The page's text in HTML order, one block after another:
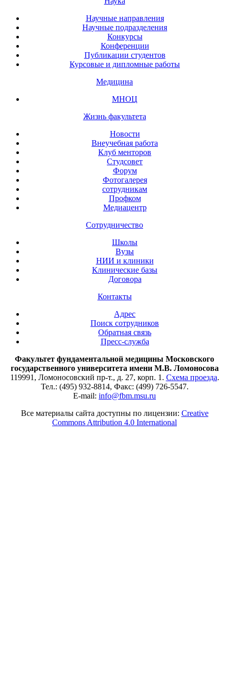
Научные направления
Научные подразделения
Конкурсы
Конференции
Публикации студентов
Курсовые и дипломные работы
Медицина
МНОЦ
Жизнь факультета
Новости
Внеучебная работа
Клуб менторов
Студсовет
Форум
Фотогалерея
сотрудникам
Профком
Медиацентр
Сотрудничество
Школы
Вузы
НИИ и клиники
Клинические базы
Договора
Контакты
Адрес
Поиск сотрудников
Обратная связь
Пресс-служба
Факультет фундаментальной медицины Московского
государственного университета имени М.В. Ломоносова
119991, Ломоносовский пр-т., д. 27, корп. 1. Схема проезда.
Тел.: (495) 932-8814, Факс: (499) 726-5547.
E-mail: info@fbm.msu.ru
Все материалы сайта доступны по лицензии: Creative
Commons Attribution 4.0 International